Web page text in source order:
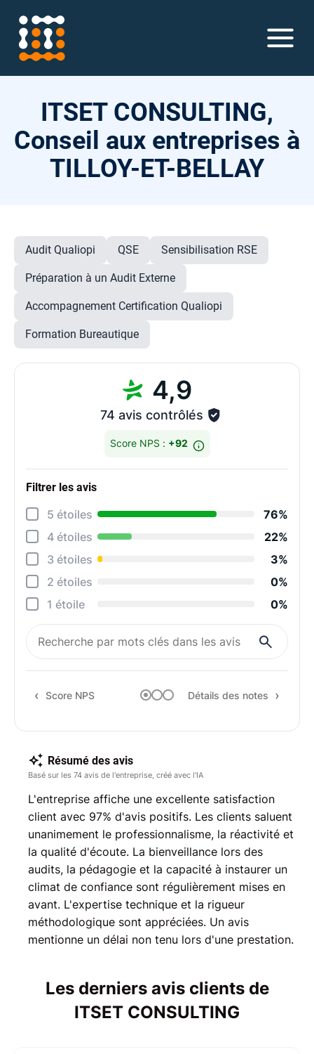
ITSET CONSULTING,
Conseil aux entreprises à
TILLOY-ET-BELLAY
Audit Qualiopi QSE Sensibilisation RSE
Préparation à un Audit Externe
Accompagnement Certification Qualiopi
Formation Bureautique
4,9
74 avis contrôlés
Score NPS : +92
Filtrer les avis
5 étoiles
76%
4 étoiles
22%
3 étoiles
3%
2 étoiles
0%
1 étoile
0%
Score NPS Détails des notes
Résumé des avis
Basé sur les 74 avis de l'entreprise, créé avec l'IA
L'entreprise affiche une excellente satisfaction
client avec 97% d'avis positifs. Les clients saluent
unanimement le professionnalisme, la réactivité et
la qualité d'écoute. La bienveillance lors des
audits, la pédagogie et la capacité à instaurer un
climat de confiance sont régulièrement mises en
avant. L'expertise technique et la rigueur
méthodologique sont appréciées. Un avis
mentionne un délai non tenu lors d'une prestation.
Les derniers avis clients de
ITSET CONSULTING